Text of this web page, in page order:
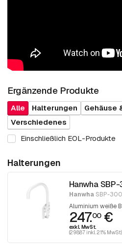
Ergänzende Produkte
Alle Halterungen
Gehäuse
Verschiedenes
Einschließlich EOL-Produkte
Halterungen
Hanwha
HanwhaSBP-
Aluminium weiße
247.00€
exkl. MwSt.
(298.87 inkl. 21% MwSt)